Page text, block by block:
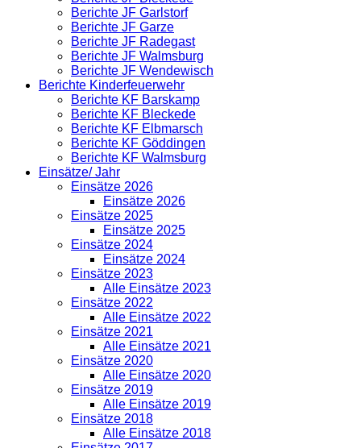
Berichte JF Garlstorf
Berichte JF Garze
Berichte JF Radegast
Berichte JF Walmsburg
Berichte JF Wendewisch
Berichte Kinderfeuerwehr
Berichte KF Barskamp
Berichte KF Bleckede
Berichte KF Elbmarsch
Berichte KF Göddingen
Berichte KF Walmsburg
Einsätze/ Jahr
Einsätze 2026
Einsätze 2026
Einsätze 2025
Einsätze 2025
Einsätze 2024
Einsätze 2024
Einsätze 2023
Alle Einsätze 2023
Einsätze 2022
Alle Einsätze 2022
Einsätze 2021
Alle Einsätze 2021
Einsätze 2020
Alle Einsätze 2020
Einsätze 2019
Alle Einsätze 2019
Einsätze 2018
Alle Einsätze 2018